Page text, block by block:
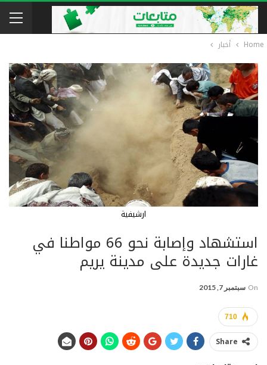
Home أخبار
ارشيفية
استشهاد وإصابة نحو 66 مواطنا في
غارات جديدة على مدينة يريم
On سبتمبر 7, 2015
710
Share